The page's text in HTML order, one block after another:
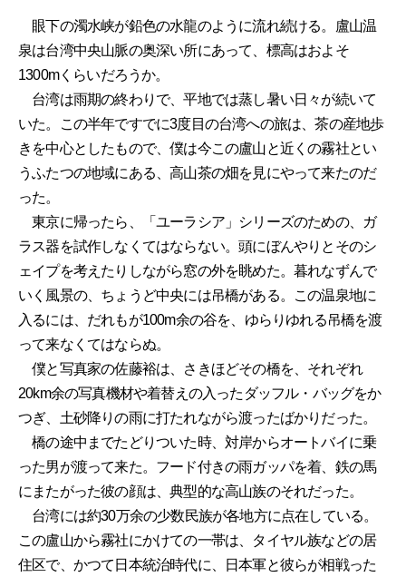
眼下の濁水峡が鉛色の水龍のように流れ続ける。盧山温
泉は台湾中央山脈の奥深い所にあって、標高はおよそ
1300mくらいだろうか。
台湾は雨期の終わりで、平地では蒸し暑い日々が続いて
いた。この半年ですでに3度目の台湾への旅は、茶の産地歩
きを中心としたもので、僕は今この盧山と近くの霧社とい
うふたつの地域にある、高山茶の畑を見にやって来たのだ
った。
東京に帰ったら、「ユーラシア」シリーズのための、ガ
ラス器を試作しなくてはならない。頭にぼんやりとそのシ
ェイプを考えたりしながら窓の外を眺めた。暮れなずんで
いく風景の、ちょうど中央には吊橋がある。この温泉地に
入るには、だれもが100m余の谷を、ゆらりゆれる吊橋を渡
って来なくてはならぬ。
僕と写真家の佐藤裕は、さきほどその橋を、それぞれ
20km余の写真機材や着替えの入ったダッフル・バッグをか
つぎ、土砂降りの雨に打たれながら渡ったばかりだった。
橋の途中までたどりついた時、対岸からオートバイに乗
った男が渡って来た。フード付きの雨ガッパを着、鉄の馬
にまたがった彼の顔は、典型的な高山族のそれだった。
台湾には約30万余の少数民族が各地方に点在している。
この盧山から霧社にかけての一帯は、タイヤル族などの居
住区で、かつて日本統治時代に、日本軍と彼らが相戦った